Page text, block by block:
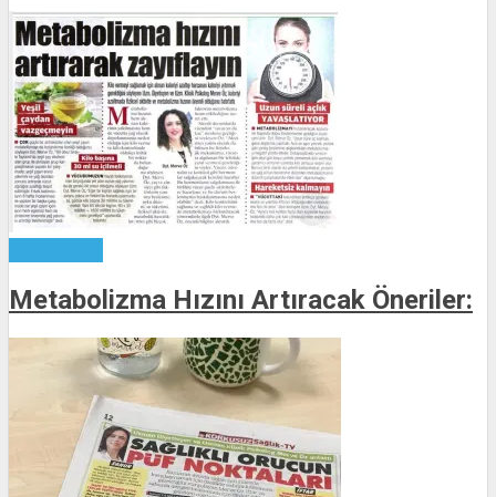
Metabolizma Hızını Artıracak Öneriler: